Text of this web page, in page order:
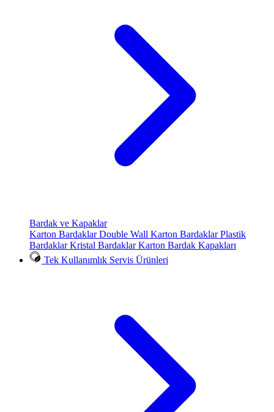
Bardak ve Kapaklar
Karton BardaklarDouble Wall Karton BardaklarPlastik
BardaklarKristal BardaklarKarton Bardak Kapakları
Tek Kullanımlık Servis Ürünleri